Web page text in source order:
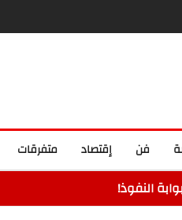
متفرقات إقتصاد فن
النفوذ!